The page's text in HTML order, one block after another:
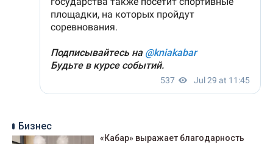
Бизнес
«Кабар» выражает благодарность